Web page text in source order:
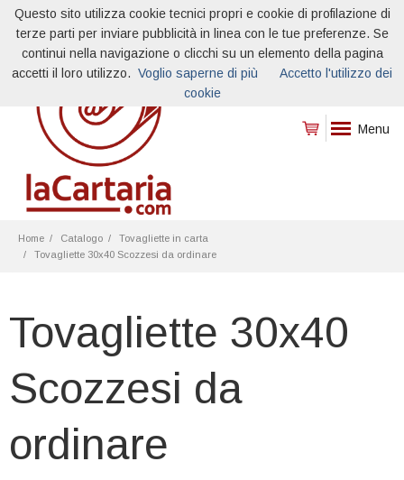
Menu
Home Catalogo
Tovagliette in carta
Tovagliette 30x40 Scozzesi da ordinare
Tovagliette 30x40
Scozzesi da
ordinare
Questo sito utilizza cookie tecnici propri e cookie di profilazione di
terze parti per inviare pubblicità in linea con le tue preferenze. Se
continui nella navigazione o clicchi su un elemento della pagina
accetti il loro utilizzo. Voglio saperne di più
Accetto l'utilizzo dei
cookie